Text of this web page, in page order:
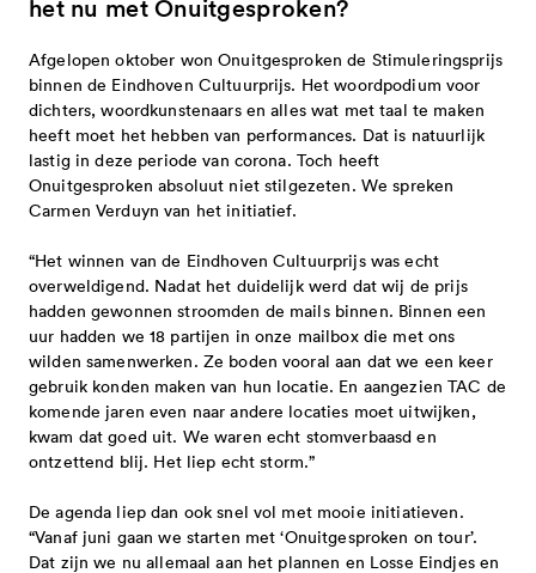
aanvragen is niet meer mogelijk
professionele kunsten in samenhang
met provincie en rijk - aanvragen is niet
meer mogelijk
projecten 2027 tranche 1
projecten 2026 tranche 3
projecten 2026 tranche 2
meerjarige subsidies 2026
snelgeld 2026 tranche 1
snelgeld 2025 tranche 2
projecten 2026 tranche 1
projecten 2025 tranche 3
projecten 2025 tranche 2
snelgeld 2025 tranche 1
programma's 2025 - 2026
projecten 2025 tranche 1
professionele kunsten in samenhang
bezwaar, beroep en klachten 2025-2028
vacatures
governance code cultuur
projectsubsidies - eenmalige subsidie -
aanvragen is niet meer mogelijk
professionele kunsten eindhoven in
samenhang met brabantstad -
eindhovense basis - meerjarige subsidie
- aanvragen is niet meer mogelijk
programma's - meerjarige subsidie -
aanvragen is niet meer mogelijk
gilden - eenmalige subsidie - aanvragen
is niet meer mogelijk
subsidieverordening 2021-2024
cultuurbrief 2021-2024
besluiten 2021-2024
toegekende subsidies 2021-2024
asdasd
contact
adres
direct contact opnemen
spreekuur
blog
open oproepen
meer cultuur voor en door jongeren -
gesloten
techneut zoekt ontwerper - deel 2 -
gesloten
cultuur eindhoven op zoek naar
organisaties en makers binnen het
thema gezondheid - gesloten
samen uit corona - gesloten
downloads
presentaties
publicaties
huisstijlpakket
nieuwsbrieven
spreekuur
faq
nieuwsbrief
en
het nu met Onuitgesproken?
Afgelopen oktober won Onuitgesproken de Stimuleringsprijs
binnen de Eindhoven Cultuurprijs. Het woordpodium voor
dichters, woordkunstenaars en alles wat met taal te maken
heeft moet het hebben van performances. Dat is natuurlijk
lastig in deze periode van corona. Toch heeft
Onuitgesproken absoluut niet stilgezeten. We spreken
Carmen Verduyn van het initiatief.
“Het winnen van de Eindhoven Cultuurprijs was echt
overweldigend. Nadat het duidelijk werd dat wij de prijs
hadden gewonnen stroomden de mails binnen. Binnen een
uur hadden we 18 partijen in onze mailbox die met ons
wilden samenwerken. Ze boden vooral aan dat we een keer
gebruik konden maken van hun locatie. En aangezien TAC de
komende jaren even naar andere locaties moet uitwijken,
kwam dat goed uit. We waren echt stomverbaasd en
ontzettend blij. Het liep echt storm.”
De agenda liep dan ook snel vol met mooie initiatieven.
“Vanaf juni gaan we starten met ‘Onuitgesproken on tour’.
Dat zijn we nu allemaal aan het plannen en Losse Eindjes en